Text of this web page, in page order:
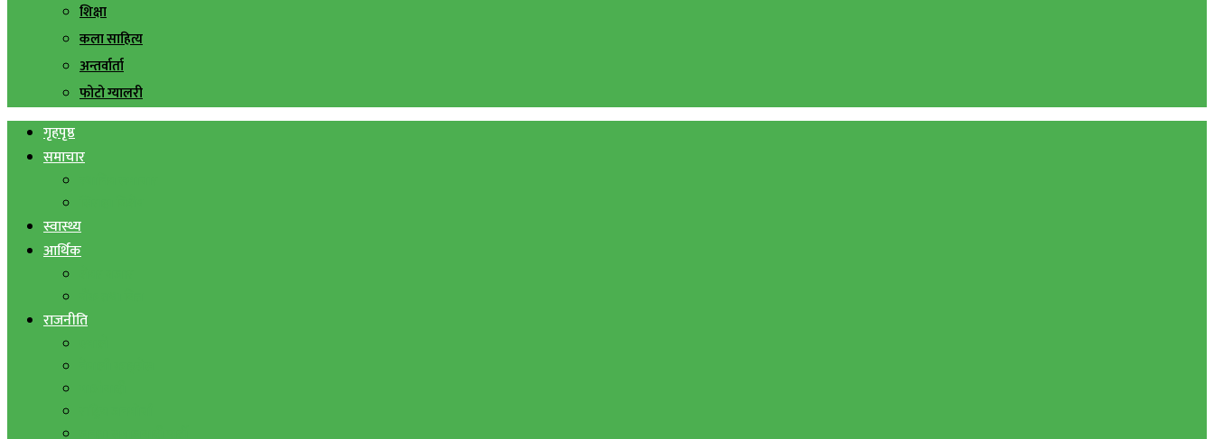
शिक्षा
कला साहित्य
अन्तर्वार्ता
फोटो ग्यालरी
गृहपृष्ठ
समाचार
स्वास्थ्य
आर्थिक
राजनीति